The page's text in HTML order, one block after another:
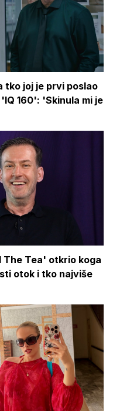
tko joj je prvi poslao
160': 'Skinula mi je
The Tea' otkrio koga
otok i tko najviše